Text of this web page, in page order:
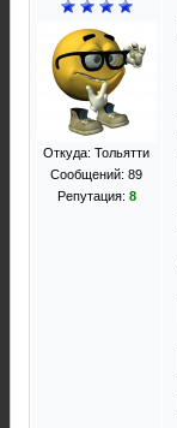
Откуда: Тольятти
Сообщений: 89
Репутация: 8